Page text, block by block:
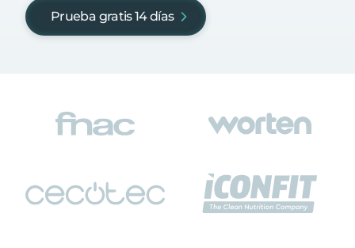
Prueba gratis 14 días